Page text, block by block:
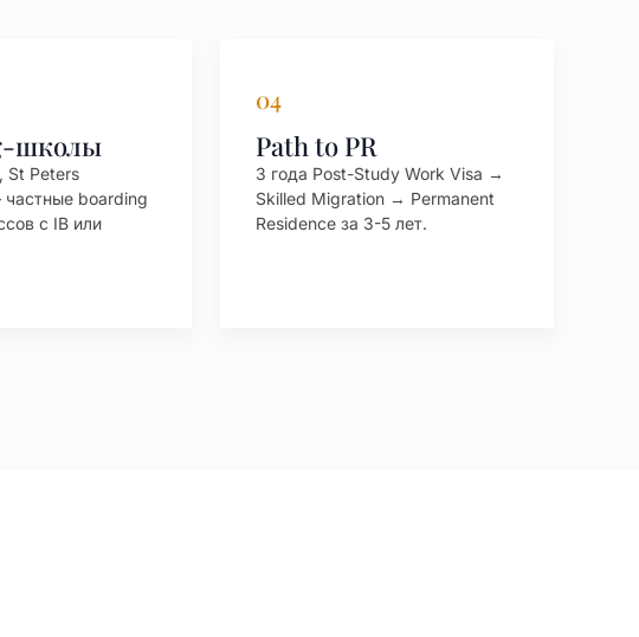
школы
St Peters
boarding
с IB или
04
Path to PR
3 года Post-Study Work Visa →
Skilled Migration → Permanent
Residence за 3-5 лет.